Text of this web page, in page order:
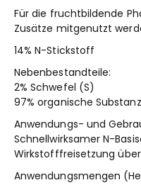
Für die fruchtbildende
Zusätze mitgenutzt
14% N-Stickstoff
Nebenbestandteile:
2% Schwefel (S)
97% organische Substanz
Anwendungs- und
Schnellwirksamer N-
Wirkstofffreisetzung
Anwendungsmengen